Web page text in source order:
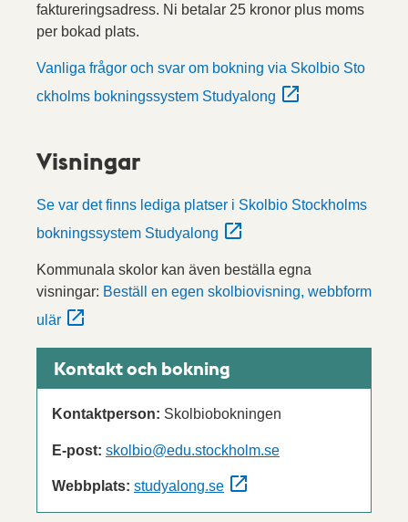
faktureringsadress. Ni betalar 25 kronor plus moms
per bokad plats.
Vanliga frågor och svar om bokning via Skolbio Sto
ckholms bokningssystem Studyalong
Visningar
Se var det finns lediga platser i Skolbio Stockholms
bokningssystem Studyalong
Kommunala skolor kan även beställa egna
visningar: Beställ en egen skolbiovisning, webbform
ulär
Kontakt och bokning
Kontaktperson: Skolbiobokningen
E-post: skolbio@edu.stockholm.se
Webbplats: studyalong.se